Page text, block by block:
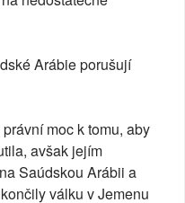
Arábie porušují
moc k tomu, aby
avšak jejím
Saúdskou Arábii a
válku v Jemenu